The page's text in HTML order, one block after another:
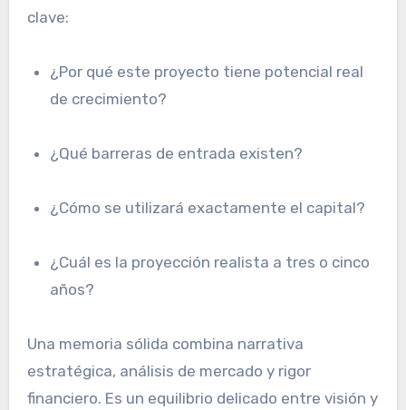
clave:
¿Por qué este proyecto tiene potencial real
de crecimiento?
¿Qué barreras de entrada existen?
¿Cómo se utilizará exactamente el capital?
¿Cuál es la proyección realista a tres o cinco
años?
Una memoria sólida combina narrativa
estratégica, análisis de mercado y rigor
financiero. Es un equilibrio delicado entre visión y